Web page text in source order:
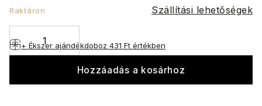
Raktáron Szállítási lehetőségek
Hozzáadás a kosárhoz
+ Ékszer ajándékdoboz 431 Ft értékben